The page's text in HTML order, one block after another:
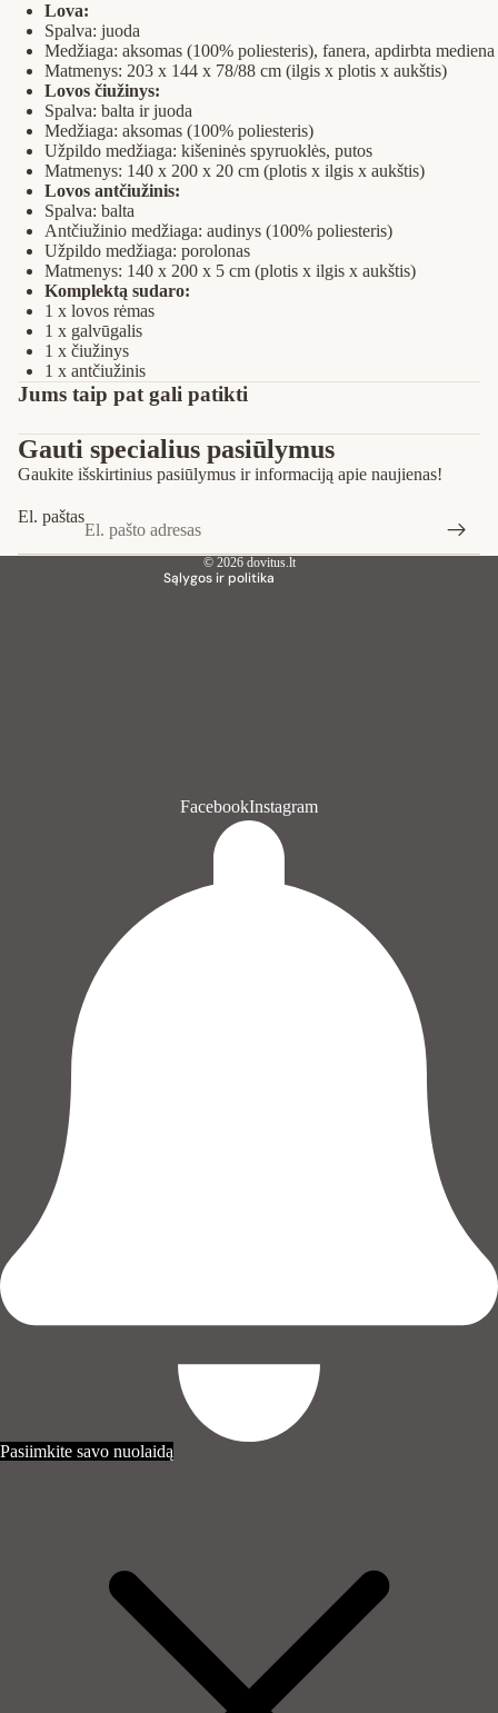
Lova:
Spalva: juoda
Medžiaga: aksomas (100% poliesteris), fanera, apdirbta mediena
Matmenys: 203 x 144 x 78/88 cm (ilgis x plotis x aukštis)
Lovos čiužinys:
Spalva: balta ir juoda
Medžiaga: aksomas (100% poliesteris)
Užpildo medžiaga: kišeninės spyruoklės, putos
Matmenys: 140 x 200 x 20 cm (plotis x ilgis x aukštis)
Lovos antčiužinis:
Spalva: balta
Antčiužinio medžiaga: audinys (100% poliesteris)
Užpildo medžiaga: porolonas
Matmenys: 140 x 200 x 5 cm (plotis x ilgis x aukštis)
Komplektą sudaro:
1 x lovos rėmas
1 x galvūgalis
1 x čiužinys
1 x antčiužinis
Jums taip pat gali patikti
Gauti specialius pasiūlymus
Gaukite išskirtinius pasiūlymus ir informaciją apie naujienas!
El. paštas
© 2026 dovitus.lt
Sąlygos ir politika
Privatumo strategija
Paslaugų teikimo sąlygos
Siuntimo politika
Teisinis pranešimas
FacebookInstagram
Pasiimkite savo nuolaidą